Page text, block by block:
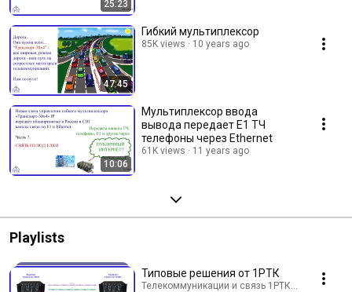
25:23
47:45
Гибкий мультиплексор
85K views 10 years ago
10:06
Мультиплексор ввода
вывода передает Е1 ТЧ
телефоны через Ethernet
61K views 11 years ago
Playlists
Типовые решения от 1РТК
Телекоммуникации и связь 1РТК · Playlist